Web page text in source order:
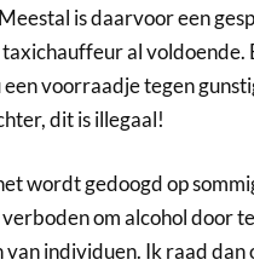
is daarvoor een
al voldoende.
een voorraadje tegen
dit is illegaal!
wordt gedoogd op
om alcohol door
van individuen. Ik raad dan